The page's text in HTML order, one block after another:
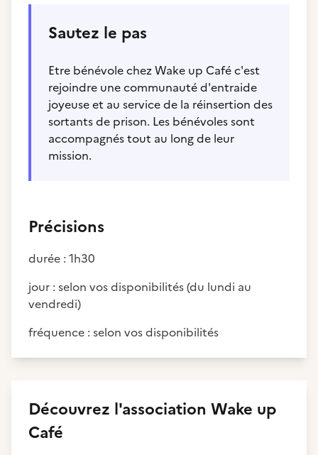
Sautez le pas
Etre bénévole chez Wake up Café c'est
rejoindre une communauté d'entraide
joyeuse et au service de la réinsertion des
sortants de prison. Les bénévoles sont
accompagnés tout au long de leur
mission.
Précisions
durée : 1h30
jour : selon vos disponibilités (du lundi au
vendredi)
fréquence : selon vos disponibilités
Découvrez l'association Wake up
Café